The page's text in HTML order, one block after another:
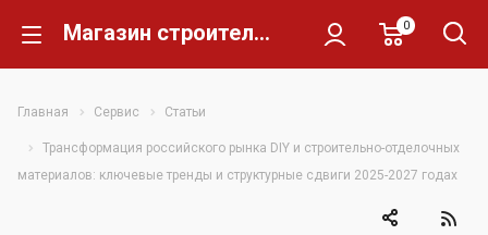
Магазин строительных материалов Склад Кирпича 0
Главная Сервис Статьи
Трансформация российского рынка DIY и строительно-отделочных
материалов: ключевые тренды и структурные сдвиги 2025-2027 годах